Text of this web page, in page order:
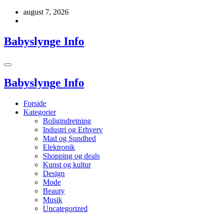
Videreaugust 7, 2026
Babyslynge Info
Babyslynge Info
Forside
Kategorier
Boligindretning
Industri og Erhverv
Mad og Sundhed
Elektronik
Shopping og deals
Kunst og kultur
Design
Mode
Beauty
Musik
Uncategorized